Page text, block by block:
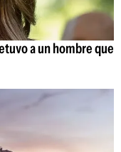
a un hombre que